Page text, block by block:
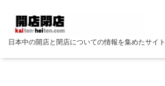
日本中の開店と閉店についての情報を集めたサイト